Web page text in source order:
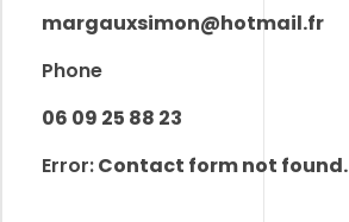
margauxsimon@hotmail.fr
Phone
06 09 25 88 23
Error:Contact form not found.